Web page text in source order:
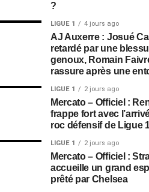
?
LIGUE 1 4 jours ago
AJ Auxerre : Josué
retardé par une
genoux, Romain
rassure après une
LIGUE 1 2 jours ago
Mercato – Officiel :
frappe fort avec
roc défensif de Ligue
LIGUE 1 2 jours ago
Mercato – Officiel :
accueille un grand
prêté par Chelsea